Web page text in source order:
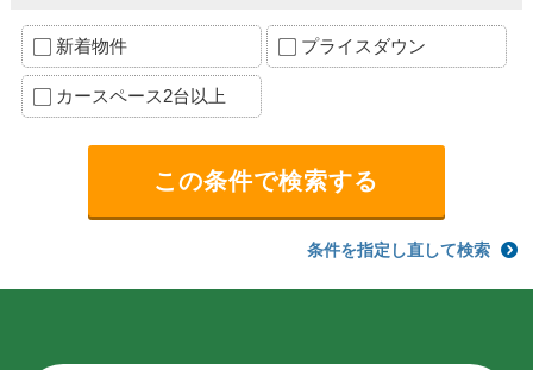
新着物件 プライスダウン
カースペース2台以上
条件を指定し直して検索